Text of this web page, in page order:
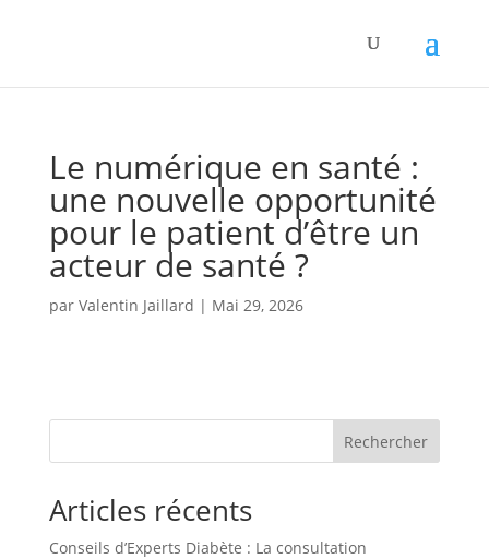
Le numérique en santé :
une nouvelle opportunité
pour le patient d’être un
acteur de santé ?
par Valentin Jaillard | Mai 29, 2026
Rechercher
Articles récents
Conseils d’Experts Diabète : La consultation